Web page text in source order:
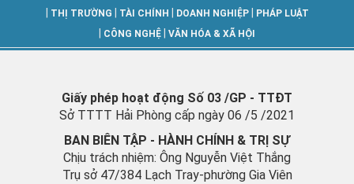
THỊ TRƯỜNG TÀI CHÍNH DOANH NGHIỆP PHÁP LUẬT
CÔNG NGHỆ VĂN HÓA & XÃ HỘI
Giấy phép hoạt động Số 03 /GP - TTĐT
Sở TTTT Hải Phòng cấp ngày 06 /5 /2021
BAN BIÊN TẬP - HÀNH CHÍNH & TRỊ SỰ
Chịu trách nhiệm: Ông Nguyễn Việt Thắng
Trụ sở 47/384 Lạch Tray-phường Gia Viên